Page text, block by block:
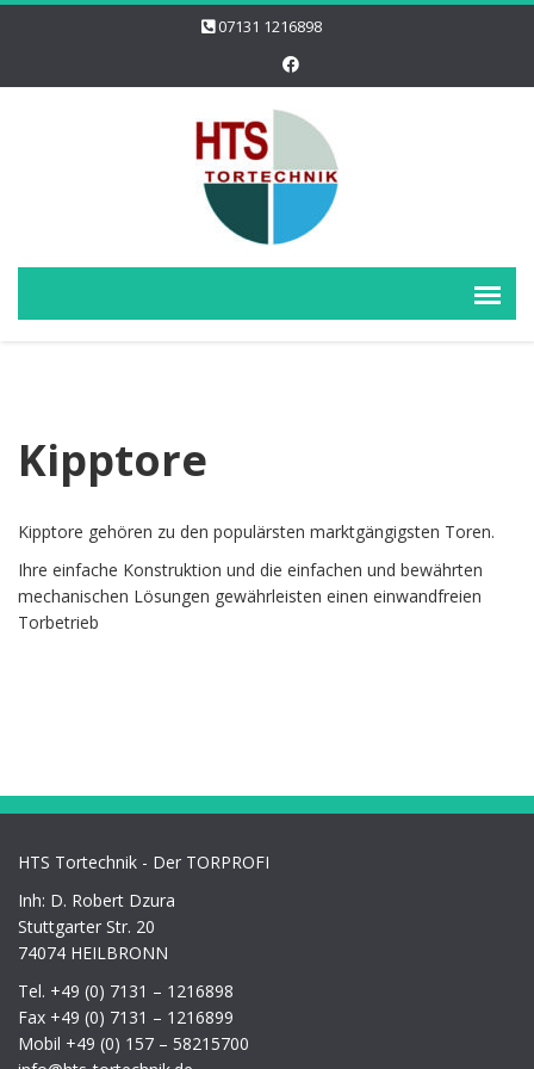
07131 1216898
Kipptore
Kipptore gehören zu den populärsten marktgängigsten Toren.
Ihre einfache Konstruktion und die einfachen und bewährten
mechanischen Lösungen gewährleisten einen einwandfreien
Torbetrieb
HTS Tortechnik - Der TORPROFI
Inh: D. Robert Dzura
Stuttgarter Str. 20
74074 HEILBRONN
Tel. +49 (0) 7131 – 1216898
Fax +49 (0) 7131 – 1216899
Mobil +49 (0) 157 – 58215700